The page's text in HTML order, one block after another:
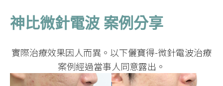
神比微針電波 案例分享
實際治療效果因人而異。以下儷寶得-微針電波治療
案例經過當事人同意露出。